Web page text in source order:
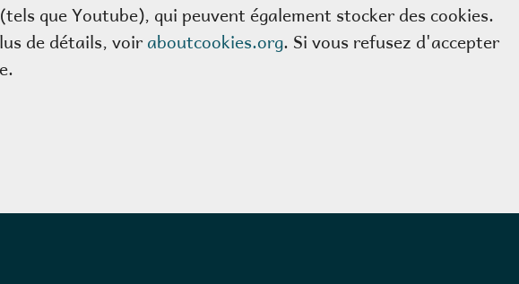
que Youtube), qui peuvent également stocker des cookies.
de détails, voiraboutcookies.org. Si vous refusez d'accepter